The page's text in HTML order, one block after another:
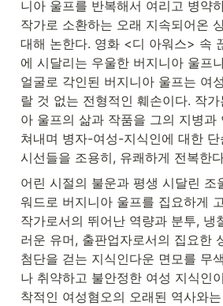
니아 울프를 반복해서 여리고 병약
작가로 소환하는 오래 지속되어온
대해 논한다. 영화 <디 아워스> 속
에 시달리는 우울한 버지니아 울프
얼굴로 각인된 버지니아 울프는 여
랄 것 없는 전형적인 훼손이다. 작
아 울프의 삶과 작품을 그의 지병과
쳐내며 병자-여성-지식인에 대한 단
시선들을 조용히, 유쾌하게 전복한
어린 시절의 불운과 평생 시달린 조
워드로 버지니아 울프를 집요하게
작가로서의 뛰어난 역량과 분투, 냉
러운 유머, 출판업자로서의 집요한
첨단을 걷는 지식인다운 면모를 무
나 취약하고 불안정한 여성 지식인
착적인 여성혐오의 오래된 역사와